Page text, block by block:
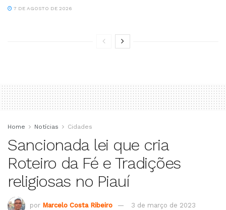
7 DE AGOSTO DE 2026
Home Notícias Cidades
Sancionada lei que cria
Roteiro da Fé e Tradições
religiosas no Piauí
por Marcelo Costa Ribeiro 3 de março de 2023